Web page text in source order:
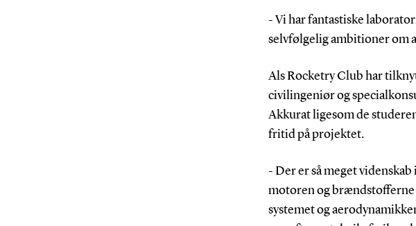
- Vi har fantastiske
selvfølgelig ambitioner om
Als Rocketry Club har
civilingeniør og
Akkurat ligesom de
fritid på projektet.
- Der er så meget
motoren og
systemet og